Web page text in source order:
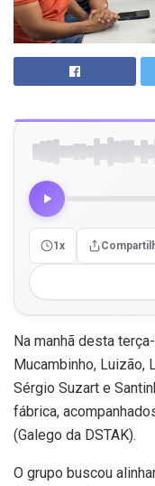
1x
Na manhã desta
Mucambinho, Luizão,
Sérgio Suzart e
fábrica,
(Galego da DSTAK).
O grupo buscou